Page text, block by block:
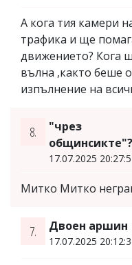
А кога тия камери
трафика и ще
движението? Кога
вълна ,както беше
изпълнение на
8.
"чрез
17.07.2025
Митко Митко
7. Двоен аршин
17.07.2025